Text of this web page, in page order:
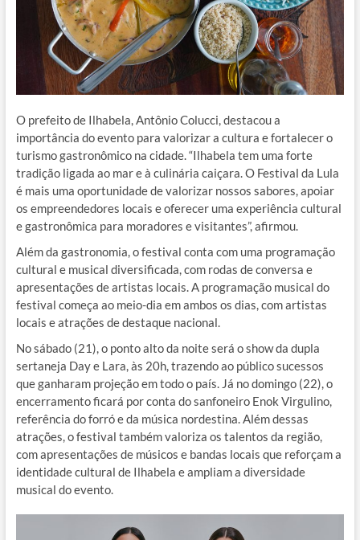
O prefeito de Ilhabela, Antônio Colucci, destacou a
importância do evento para valorizar a cultura e fortalecer o
turismo gastronômico na cidade. “Ilhabela tem uma forte
tradição ligada ao mar e à culinária caiçara. O Festival da Lula
é mais uma oportunidade de valorizar nossos sabores, apoiar
os empreendedores locais e oferecer uma experiência cultural
e gastronômica para moradores e visitantes”, afirmou.
Além da gastronomia, o festival conta com uma programação
cultural e musical diversificada, com rodas de conversa e
apresentações de artistas locais. A programação musical do
festival começa ao meio-dia em ambos os dias, com artistas
locais e atrações de destaque nacional.
No sábado (21), o ponto alto da noite será o show da dupla
sertaneja Day e Lara, às 20h, trazendo ao público sucessos
que ganharam projeção em todo o país. Já no domingo (22), o
encerramento ficará por conta do sanfoneiro Enok Virgulino,
referência do forró e da música nordestina. Além dessas
atrações, o festival também valoriza os talentos da região,
com apresentações de músicos e bandas locais que reforçam a
identidade cultural de Ilhabela e ampliam a diversidade
musical do evento.